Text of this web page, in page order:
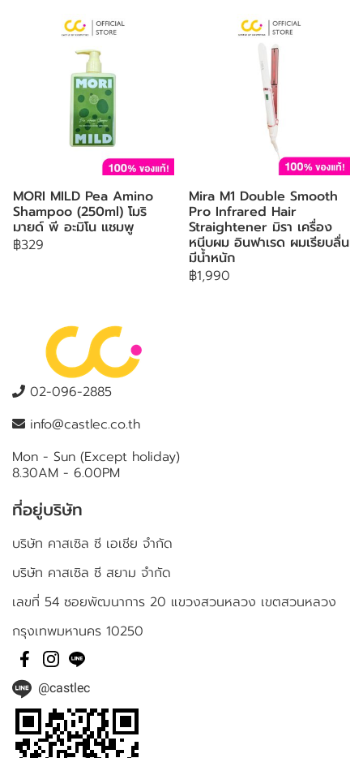
MORI MILD Pea Amino
Shampoo (250ml) โมริ
มายด์ พี อะมิโน แชมพู
฿329
Mira M1 Double Smooth
Pro Infrared Hair
Straightener มิรา เครื่อง
หนีบผม อินฟาเรด ผมเรียบลื่น
มีน้ำหนัก
฿1,990
02-096-2885
info@castlec.co.th
Mon - Sun (Except holiday)
8.30AM - 6.00PM
ที่อยู่บริษัท
บริษัท คาสเซิล ซี เอเชีย จำกัด
บริษัท คาสเซิล ซี สยาม จำกัด
เลขที่ 54 ซอยพัฒนาการ 20 แขวงสวนหลวง เขตสวนหลวง
กรุงเทพมหานคร 10250
@castlec